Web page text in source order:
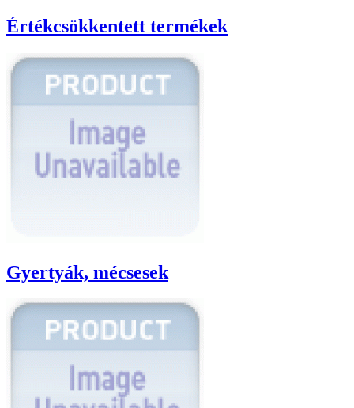
Értékcsökkentett termékek
Gyertyák, mécsesek